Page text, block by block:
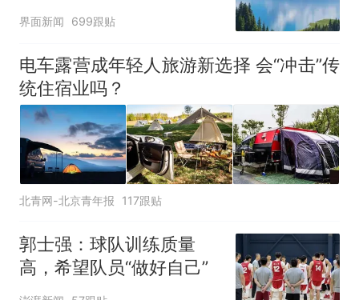
界面新闻 699跟贴
电车露营成年轻人旅游新选择 会“冲击”传
统住宿业吗？
北青网-北京青年报 117跟贴
郭士强：球队训练质量
高，希望队员“做好自己”